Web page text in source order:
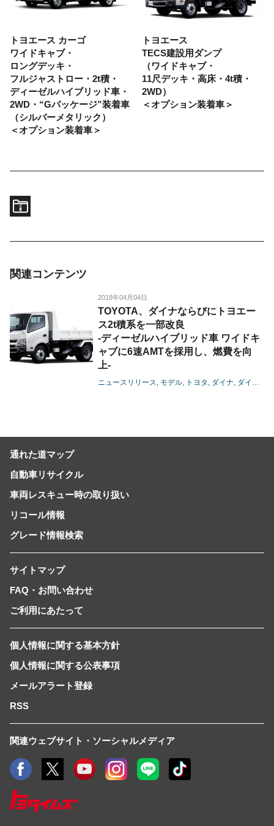
トヨエース カーゴ
ワイドキャブ・
ロングデッキ・
フルジャストロー・ 2t積・
ディーゼルハイブリッド車・
2WD・ “Gパッケージ”装着車
（シルバーメタリック）
＜オプション装着車＞
トヨエース
TECS建設用ダンプ
（ワイドキャブ・
11尺デッキ・ 高床・ 4t積・
2WD）
＜オプション装着車＞
関連コンテンツ
2018年04月04日
TOYOTA、ダイナならびにトヨエー
ス2t積系を一部改良
-ディーゼルハイブリッド車 ワイドキ
ャブに6速AMTを採用し、燃費を向
上-
ニュースリリース モデル トヨタ ダイナ ダイナ カーゴ
通れた道マップ
自動車リサイクル
車両レスキュー時の取り扱い
リコール情報
グレード情報検索
サイトマップ
FAQ・お問い合わせ
ご利用にあたって
個人情報に関する基本方針
個人情報に関する公表事項
メールアラート登録
RSS
関連ウェブサイト・ソーシャルメディア